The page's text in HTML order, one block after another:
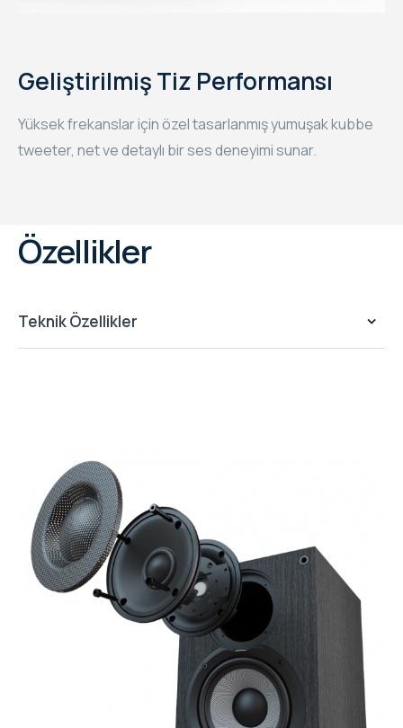
Geliştirilmiş Tiz Performansı
Yüksek frekanslar için özel tasarlanmış yumuşak kubbe
tweeter, net ve detaylı bir ses deneyimi sunar.
Özellikler
Teknik Özellikler